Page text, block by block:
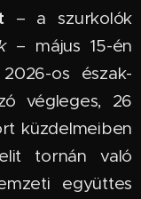
– a szurkolók
– május 15-én
os észak-
végleges, 26
küzdelmeiben
tornán való
együttes